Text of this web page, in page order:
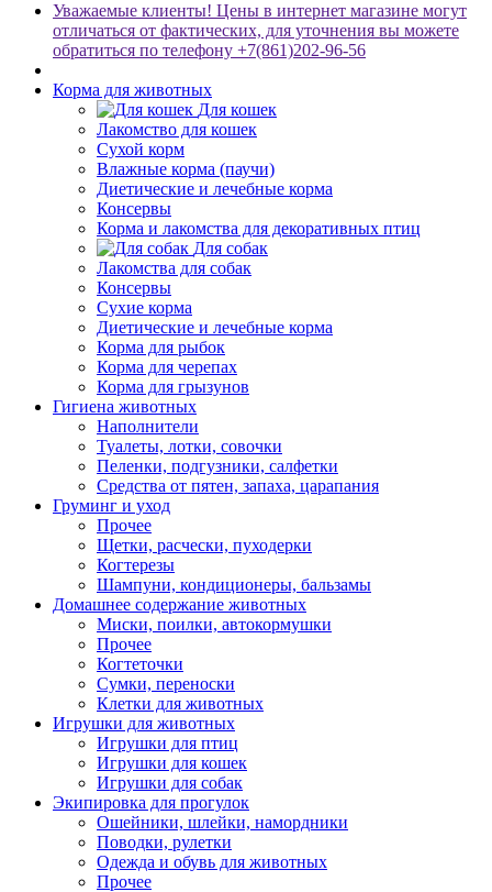
Уважаемые клиенты! Цены в интернет магазине могут
отличаться от фактических, для уточнения вы можете
обратиться по телефону +7(861)202-96-56
Корма для животных
Для кошек
Лакомство для кошек
Сухой корм
Влажные корма (паучи)
Диетические и лечебные корма
Консервы
Корма и лакомства для декоративных птиц
Для собак
Лакомства для собак
Консервы
Сухие корма
Диетические и лечебные корма
Корма для рыбок
Корма для черепах
Корма для грызунов
Гигиена животных
Наполнители
Туалеты, лотки, совочки
Пеленки, подгузники, салфетки
Средства от пятен, запаха, царапания
Груминг и уход
Прочее
Щетки, расчески, пуходерки
Когтерезы
Шампуни, кондиционеры, бальзамы
Домашнее содержание животных
Миски, поилки, автокормушки
Прочее
Когтеточки
Сумки, переноски
Клетки для животных
Игрушки для животных
Игрушки для птиц
Игрушки для кошек
Игрушки для собак
Экипировка для прогулок
Ошейники, шлейки, намордники
Поводки, рулетки
Одежда и обувь для животных
Прочее